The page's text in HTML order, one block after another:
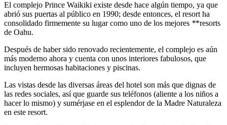
El complejo Prince Waikiki existe desde hace algún tiempo, ya que
abrió sus puertas al público en 1990; desde entonces, el resort ha
consolidado firmemente su lugar como uno de los mejores **resorts
de Oahu.
Después de haber sido renovado recientemente, el complejo es aún
más moderno ahora y cuenta con unos interiores fabulosos, que
incluyen hermosas habitaciones y piscinas.
Las vistas desde las diversas áreas del hotel son más que dignas de
las redes sociales, así que guarde sus teléfonos (aliente a los niños a
hacer lo mismo) y sumérjase en el esplendor de la Madre Naturaleza
en este resort.